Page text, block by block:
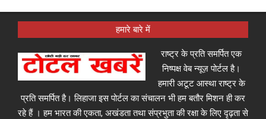
हमारे बारे में
राष्ट्र के प्रति समर्पित एक
निष्पक्ष वेब न्यूज़ पोर्टल है।
हमारी अटूट आस्था राष्ट्र के
प्रति समर्पित है। लिहाजा इस पोर्टल का संचालन भी हम बतौर मिशन ही कर
रहे हैं । हम भारत की एकता, अखंडता तथा संप्रभुता की रक्षा के लिए दृढ़ता से